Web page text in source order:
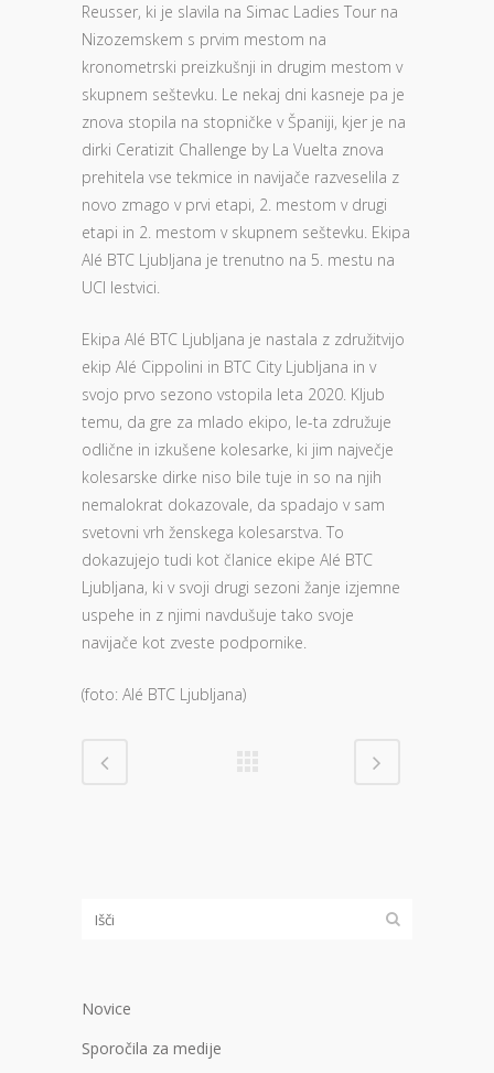
Reusser, ki je slavila na Simac Ladies Tour na
Nizozemskem s prvim mestom na
kronometrski preizkušnji in drugim mestom v
skupnem seštevku. Le nekaj dni kasneje pa je
znova stopila na stopničke v Španiji, kjer je na
dirki Ceratizit Challenge by La Vuelta znova
prehitela vse tekmice in navijače razveselila z
novo zmago v prvi etapi, 2. mestom v drugi
etapi in 2. mestom v skupnem seštevku. Ekipa
Alé BTC Ljubljana je trenutno na 5. mestu na
UCI lestvici.
Ekipa Alé BTC Ljubljana je nastala z združitvijo
ekip Alé Cippolini in BTC City Ljubljana in v
svojo prvo sezono vstopila leta 2020. Kljub
temu, da gre za mlado ekipo, le-ta združuje
odlične in izkušene kolesarke, ki jim največje
kolesarske dirke niso bile tuje in so na njih
nemalokrat dokazovale, da spadajo v sam
svetovni vrh ženskega kolesarstva. To
dokazujejo tudi kot članice ekipe Alé BTC
Ljubljana, ki v svoji drugi sezoni žanje izjemne
uspehe in z njimi navdušuje tako svoje
navijače kot zveste podpornike.
(foto: Alé BTC Ljubljana)
Novice
Sporočila za medije